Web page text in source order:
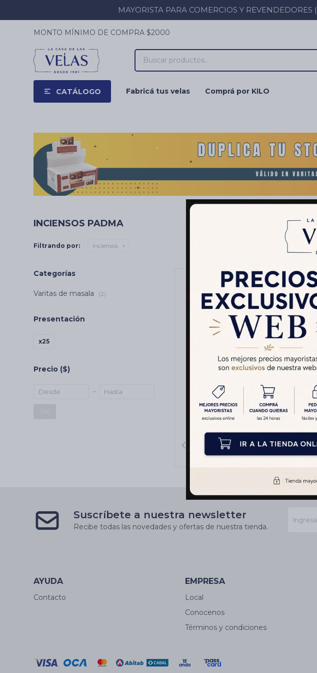
MAYORISTA PARA COMERCIOS Y
CATÁLOGO Fabricá tus velas Comprá por KILO
MONTO MÍNIMO DE COMPRA $2000
INCIENSOS PADMA
Filtrando por: Inciensos
2X1 INCIENSO PADMA
20GR X12 - Antique
$ 466
Categorías
Varitas de masala (2)
Presentación
x25
Precio ($)
Suscríbete a nuestra newsletter
Recibe todas las novedades y ofertas de nuestra tienda.
AYUDA
Contacto
EMPRESA
Local
Conocenos
Términos y condiciones